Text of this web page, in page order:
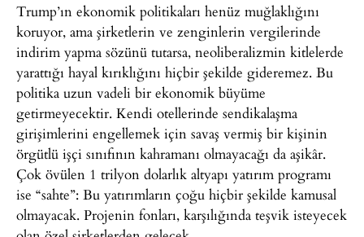
Trump’ın ekonomik politikaları henüz muğlaklığını
koruyor, ama şirketlerin ve zenginlerin vergilerinde
indirim yapma sözünü tutarsa, neoliberalizmin kitlelerde
yarattığı hayal kırıklığını hiçbir şekilde gideremez. Bu
politika uzun vadeli bir ekonomik büyüme
getirmeyecektir. Kendi otellerinde sendikalaşma
girişimlerini engellemek için savaş vermiş bir kişinin
örgütlü işçi sınıfının kahramanı olmayacağı da aşikâr.
Çok övülen 1 trilyon dolarlık altyapı yatırım programı
ise “sahte”: Bu yatırımların çoğu hiçbir şekilde kamusal
olmayacak. Projenin fonları, karşılığında teşvik isteyecek